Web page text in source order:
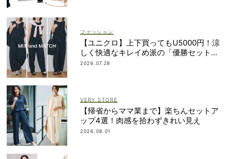
ファッション
【ユニクロ】上下買ってもU5000円！涼
しく快適なキレイめ派の「優勝セット」
は着回し力も
2026.07.28
VERY STORE
【帰省からママ業まで】楽ちんセットア
ップ4選！肉感を拾わずきれい見え
2026.08.01